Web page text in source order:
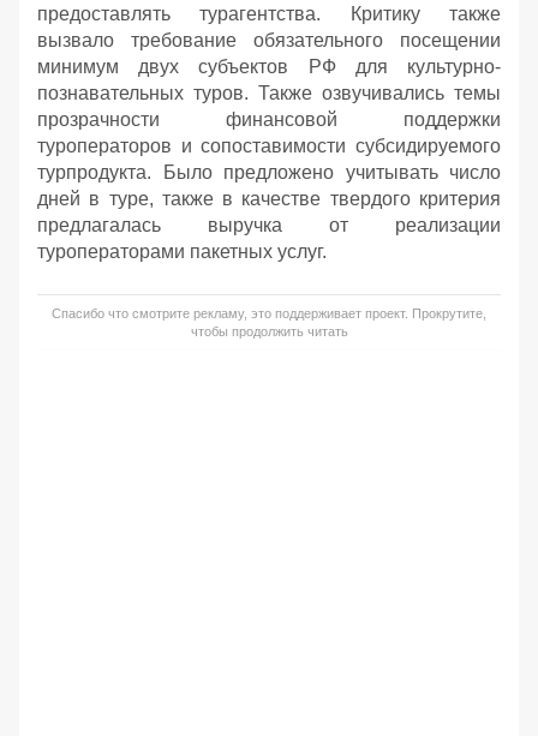
предоставлять турагентства. Критику также
вызвало требование обязательного посещении
минимум двух субъектов РФ для культурно-
познавательных туров. Также озвучивались темы
прозрачности финансовой поддержки
туроператоров и сопоставимости субсидируемого
турпродукта. Было предложено учитывать число
дней в туре, также в качестве твердого критерия
предлагалась выручка от реализации
туроператорами пакетных услуг.
Спасибо что смотрите рекламу, это поддерживает проект. Прокрутите,
чтобы продолжить читать